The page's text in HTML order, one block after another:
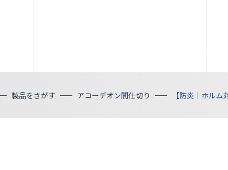
製品をさがす アコーデオン間仕切り 【防炎｜ホル